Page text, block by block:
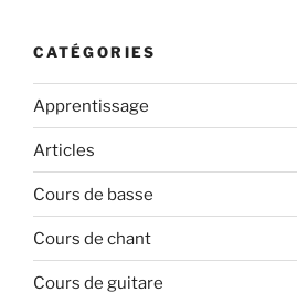
CATÉGORIES
Apprentissage
Articles
Cours de basse
Cours de chant
Cours de guitare